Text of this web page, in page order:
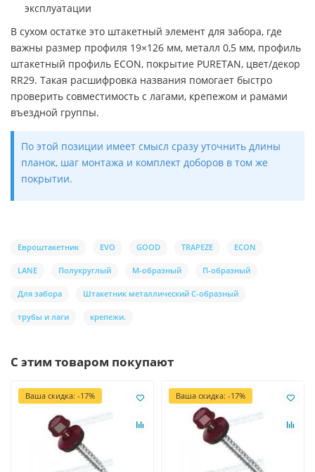
эксплуатации
В сухом остатке это штакетный элемент для забора, где
важны размер профиля 19×126 мм, металл 0,5 мм, профиль
штакетный профиль ECON, покрытие PURETAN, цвет/декор
RR29. Такая расшифровка названия помогает быстро
проверить совместимость с лагами, крепежом и рамами
въездной группы.
По этой позиции имеет смысл сразу уточнить длины
планок, шаг монтажа и комплект доборов в том же
покрытии.
Евроштакетник EVO GOOD TRAPEZE ECON
LANE Полукруглый М-образный П-образный
Для забора Штакетник металлический С-образный
трубы и лаги крепежи.
С этим товаром покупают
Ваша скидка: -17% Ваша скидка: -17%